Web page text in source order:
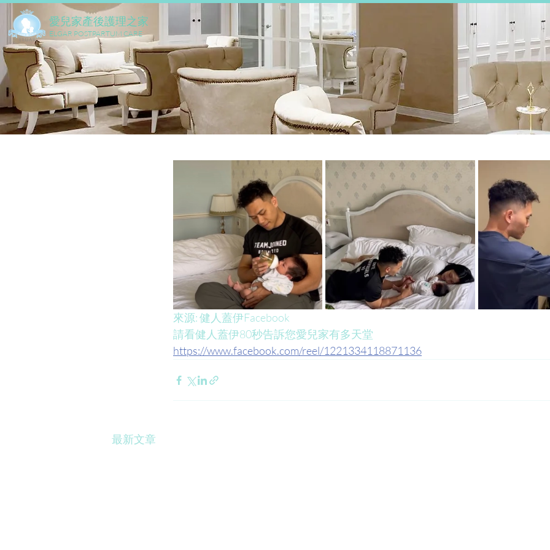
​愛兒家產後護理之家
ELGAR POSTPARTUM CARE
2025年5月11日
來源: 健人蓋伊Facebook
請看健人蓋伊80秒告訴您愛兒家有多天堂
https://www.facebook.com/reel/1221334118871136
最新文章